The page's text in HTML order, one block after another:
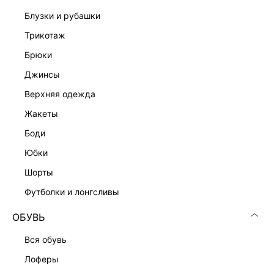
блузки и рубашки
трикотаж
брюки
джинсы
верхняя одежда
жакеты
боди
юбки
шорты
футболки и лонгсливы
ОБУВЬ
вся обувь
лоферы
Подробные условия доставки и возврата
КАТАЛОГ
КОМПАНИЯ